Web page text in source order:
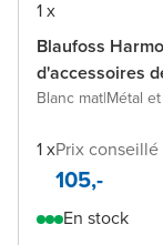
1 x
Blaufoss
d'accessoires
Blanc mat|Métal
1 xPrix conseillé
105,-
En stock